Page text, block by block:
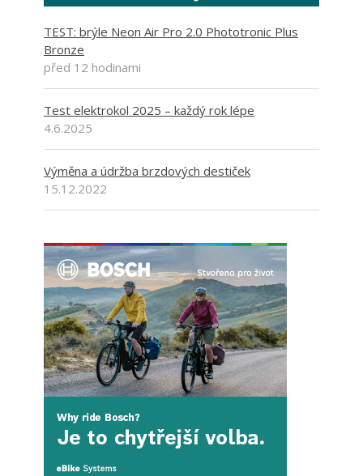
TEST: brýle Neon Air Pro 2.0 Phototronic Plus
Bronze
před 12 hodinami
Test elektrokol 2025 – každý rok lépe
4.6.2025
Výměna a údržba brzdových destiček
15.12.2022